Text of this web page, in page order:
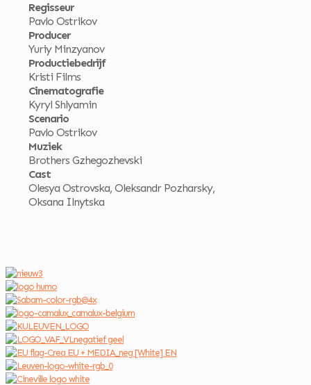
Regisseur
Pavlo Ostrikov
Producer
Yuriy Minzyanov
Productiebedrijf
Kristi Films
Cinematografie
Kyryl Shlyamin
Scenario
Pavlo Ostrikov
Muziek
Brothers Gzhegozhevski
Cast
Olesya Ostrovska, Oleksandr Pozharsky,
Oksana Ilnytska